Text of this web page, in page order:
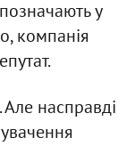
у
компанія
насправді